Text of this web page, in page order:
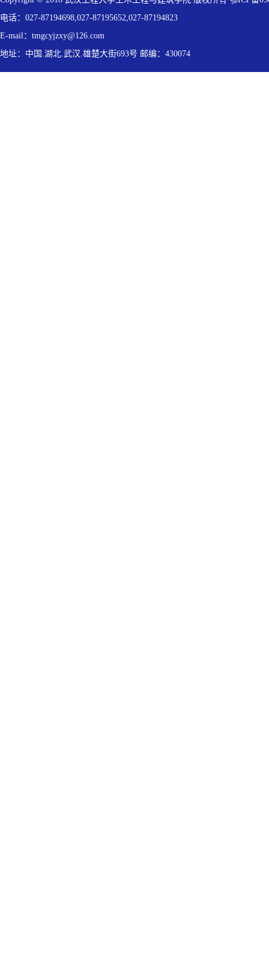
电话：027-87194698,027-87195652,027-87194823
E-mail：tmgcyjzxy@126.com
地址：中国.湖北.武汉.雄楚大街693号 邮编：430074